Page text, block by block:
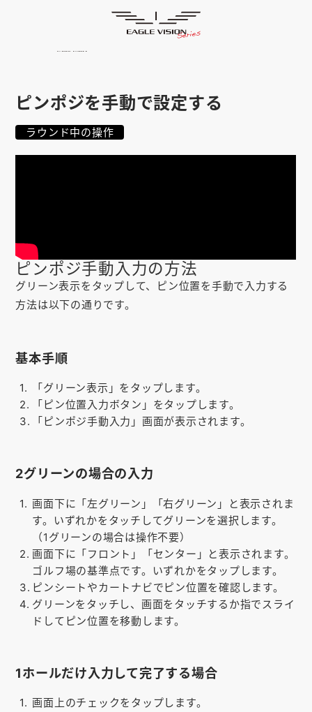
ゴルフナビ
ピンポジ君 PIN POSITION
対応コース
サポート
購入する
会社概要
お問い合わせ
ゴルフ場の方へ
使用方法
ピンポジを手動で設定する
ラウンド中の操作
ピンポジ手動入力の方法
グリーン表示をタップして、ピン位置を手動で入力する
方法は以下の通りです。
基本手順
「グリーン表示」をタップします。
「ピン位置入力ボタン」をタップします。
「ピンポジ手動入力」画面が表示されます。
2グリーンの場合の入力
画面下に「左グリーン」「右グリーン」と表示されま
す。いずれかをタッチしてグリーンを選択します。
（1グリーンの場合は操作不要）
画面下に「フロント」「センター」と表示されます。
ゴルフ場の基準点です。いずれかをタップします。
ピンシートやカートナビでピン位置を確認します。
グリーンをタッチし、画面をタッチするか指でスライ
ドしてピン位置を移動します。
1ホールだけ入力して完了する場合
画面上のチェックをタップします。